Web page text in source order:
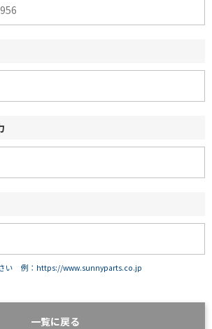
い 例：https://www.sunnyparts.co.jp
一覧に戻る